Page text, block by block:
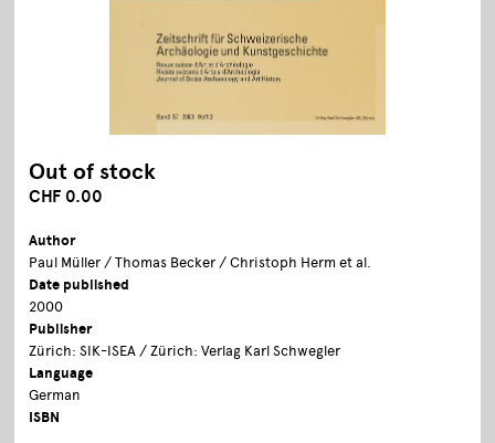
Out of stock
CHF 0.00
Author
Paul Müller / Thomas Becker / Christoph Herm et al.
Date published
2000
Publisher
Zürich: SIK-ISEA / Zürich: Verlag Karl Schwegler
Language
German
ISBN